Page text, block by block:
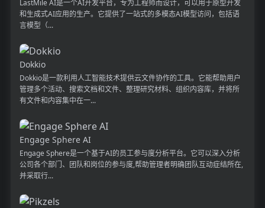
LastMile AI是一个AI开发平台，专为工程师而设计，可以用于原型开发
和生成式AI应用的生产。它提供了一站式的多模态AI模型访问，包括语
言模型（...
Dokkio
Dokkio是一款利用人工智能技术提供云文件协作的工具。它能帮助用户
管理多个活动、搜索文档和文件、整理研究材料、组织内容库，并将所
有文件和内容集中在一...
Engage Sphere AI
Engage Sphere是一个基于AI的员工参与度分析平台。它可以深入分析
公司各个部门、团队和岗位的参与度,帮助管理者明确团队互动症结所在,
并采取行...